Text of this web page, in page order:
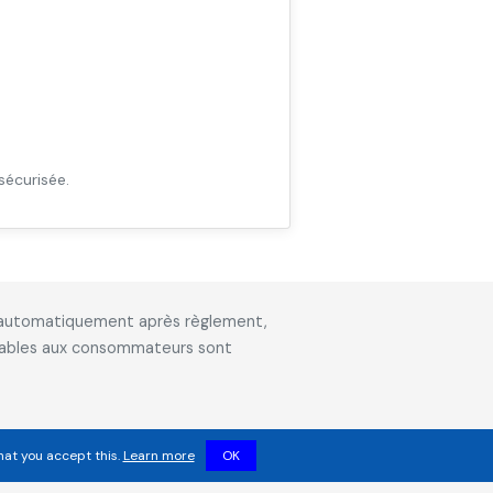
après règlement,
aux consommateurs sont
you accept this.Learn more OK